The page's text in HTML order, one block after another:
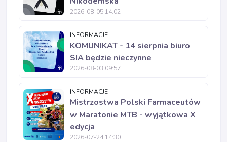
2026-08-05 14:02
INFORMACJE
KOMUNIKAT - 14 sierpnia biuro
SIA będzie nieczynne
2026-08-03 09:57
INFORMACJE
Mistrzostwa Polski Farmaceutów
w Maratonie MTB - wyjątkowa X
edycja
2026-07-24 14:30